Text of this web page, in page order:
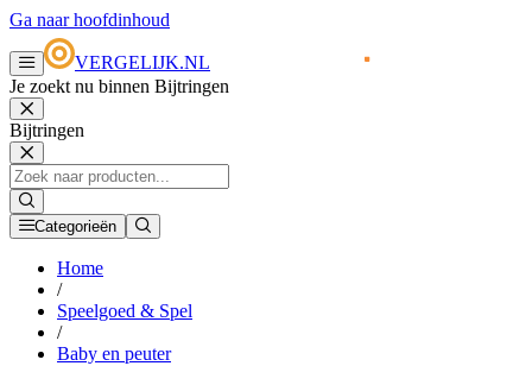
Ga naar hoofdinhoud
VERGELIJK.NL
Je zoekt nu binnen Bijtringen
Bijtringen
Categorieën
Home
/
Speelgoed & Spel
/
Baby en peuter